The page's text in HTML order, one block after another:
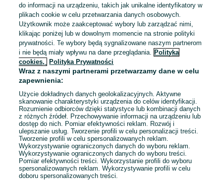
To ogłoszenie nie jest już dostępne
Przejdź na stronę główną
do informacji na urządzeniu, takich jak unikalne identyfikatory w
plikach cookie w celu przetwarzania danych osobowych.
Użytkownik może zaakceptować wybory lub zarządzać nimi,
klikając poniżej lub w dowolnym momencie na stronie polityki
prywatności. Te wybory będą sygnalizowane naszym partnerom
i nie będą miały wpływu na dane przeglądania. Polityka
cookies,
Polityka Prywatności
Wraz z naszymi partnerami przetwarzamy dane w celu
zapewnienia:
Użycie dokładnych danych geolokalizacyjnych. Aktywne
skanowanie charakterystyki urządzenia do celów identyfikacji.
Rozumienie odbiorców dzięki statystyce lub kombinacji danych
z różnych źródeł. Przechowywanie informacji na urządzeniu lub
dostęp do nich. Pomiar efektywności reklam. Rozwój i
ulepszanie usług. Tworzenie profili w celu personalizacji treści.
Tworzenie profili w celu spersonalizowanych reklam.
Wykorzystywanie ograniczonych danych do wyboru reklam.
Wykorzystywanie ograniczonych danych do wyboru treści.
Pomiar efektywności treści. Wykorzystanie profili do wyboru
spersonalizowanych reklam. Wykorzystywanie profili w celu
doboru spersonalizowanych treści.